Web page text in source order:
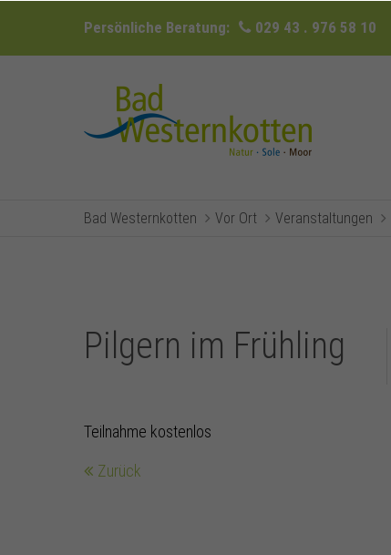
Persönliche Beratung: 029 43 . 976 58 10
Bad Westernkotten Vor Ort Veranstaltungen
Pilgern im Frühling
Teilnahme kostenlos
Zurück